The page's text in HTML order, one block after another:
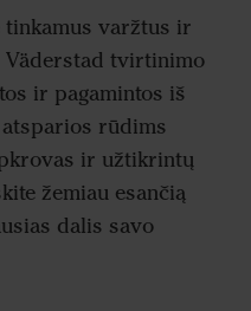
varžtus ir
Väderstad tvirtinimo
ir pagamintos iš
rūdims
ir užtikrintų
žemiau esančią
dalis savo